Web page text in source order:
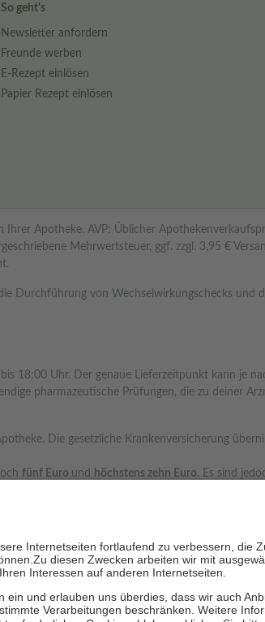
So geht's
Newsletter anfordern
Freunde werben
E-Rezept einlösen
Papier Rezept einlösen
Apotheke. AVP: Üblicher
Mehrwertsteuer, ggf. zzgl. 3,95 €
Durchführung von Wechselwirkungschecks und
18:00 Uhr. Der genaue Lieferzeitpunkt kann je
pharmazeutische Prüfungen, die zu deiner
Die gesetzliche Krankenversicherung
fünf Euro und höchstens zehn Euro. Es sind
Familie zu unterstützen, fallen
keine Zuzahlungen